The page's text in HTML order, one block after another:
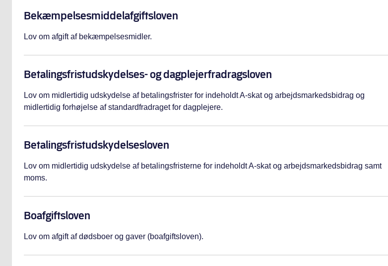
Bekæmpelsesmiddelafgiftsloven
Lov om afgift af bekæmpelsesmidler.
Betalingsfristudskydelses- og dagplejerfradragsloven
Lov om midlertidig udskydelse af betalingsfrister for indeholdt A-skat og arbejdsmarkedsbidrag og
midlertidig forhøjelse af standardfradraget for dagplejere.
Betalingsfristudskydelsesloven
Lov om midlertidig udskydelse af betalingsfristerne for indeholdt A-skat og arbejdsmarkedsbidrag samt
moms.
Boafgiftsloven
Lov om afgift af dødsboer og gaver (boafgiftsloven).